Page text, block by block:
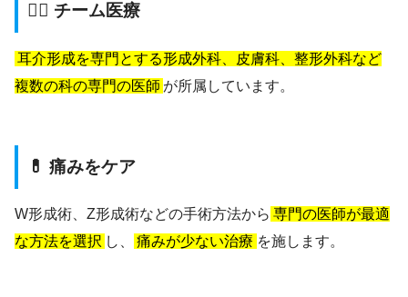
👨‍⚕️ チーム医療
耳介形成を専門とする形成外科、皮膚科、整形外科など
複数の科の専門の医師 が所属しています。
💊 痛みをケア
W形成術、Z形成術などの手術方法から 専門の医師が最適
な方法を選択 し、 痛みが少ない治療 を施します。